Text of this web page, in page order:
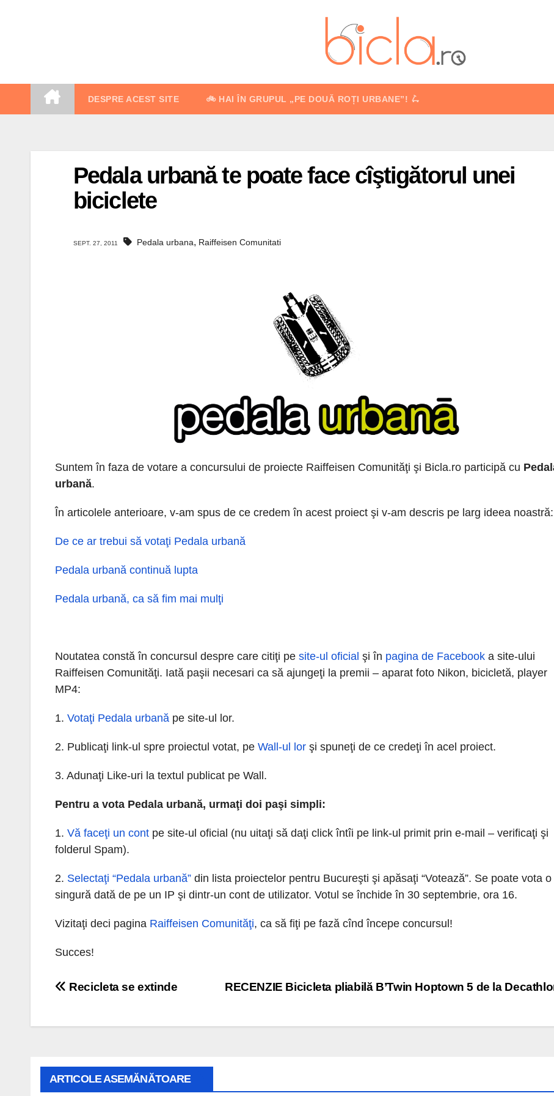
DESPRE ACEST SITE 🚲 HAI ÎN GRUPUL „PE DOUĂ ROȚI URBANE”! 🛴
Pedala urbană te poate face cîştigătorul unei
biciclete
SEPT. 27, 2011 Pedala urbana, Raiffeisen Comunitati
Suntem în faza de votare a concursului de proiecte Raiffeisen Comunităţi şi Bicla.ro participă cu
urbană.
În articolele anterioare, v-am spus de ce credem în acest proiect şi v-am descris pe larg ideea noastră:
De ce ar trebui să votaţi Pedala urbană
Pedala urbană continuă lupta
Pedala urbană, ca să fim mai mulţi
Noutatea constă în concursul despre care citiţi pe site-ul oficial şi în pagina de Facebook a site-ului
Raiffeisen Comunităţi. Iată paşii necesari ca să ajungeţi la premii – aparat foto Nikon, bicicletă, player
MP4:
1. Votaţi Pedala urbană pe site-ul lor.
2. Publicaţi link-ul spre proiectul votat, pe Wall-ul lor şi spuneţi de ce credeţi în acel proiect.
3. Adunaţi Like-uri la textul publicat pe Wall.
Pentru a vota Pedala urbană, urmaţi doi paşi simpli:
1. Vă faceţi un cont pe site-ul oficial (nu uitaţi să daţi click întîi pe link-ul primit prin e-mail – verificaţi şi
folderul Spam).
2. Selectaţi “Pedala urbană” din lista proiectelor pentru Bucureşti şi apăsaţi “Votează”. Se poate vota o
singură dată de pe un IP şi dintr-un cont de utilizator. Votul se închide în 30 septembrie, ora 16.
Vizitaţi deci pagina Raiffeisen Comunităţi, ca să fiţi pe fază cînd începe concursul!
Succes!
Navigare
RECENZIE Bicicleta pliabilă B’Twin Hoptown 5 de la
Recicleta se extinde
ARTICOLE ASEMĂNĂTOARE